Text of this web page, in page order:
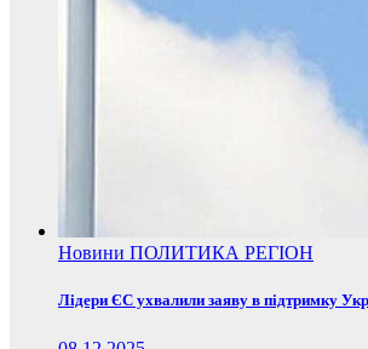
Новини ПОЛИТИКА РЕГІОН
Лідери ЄС ухвалили заяву в підтримку